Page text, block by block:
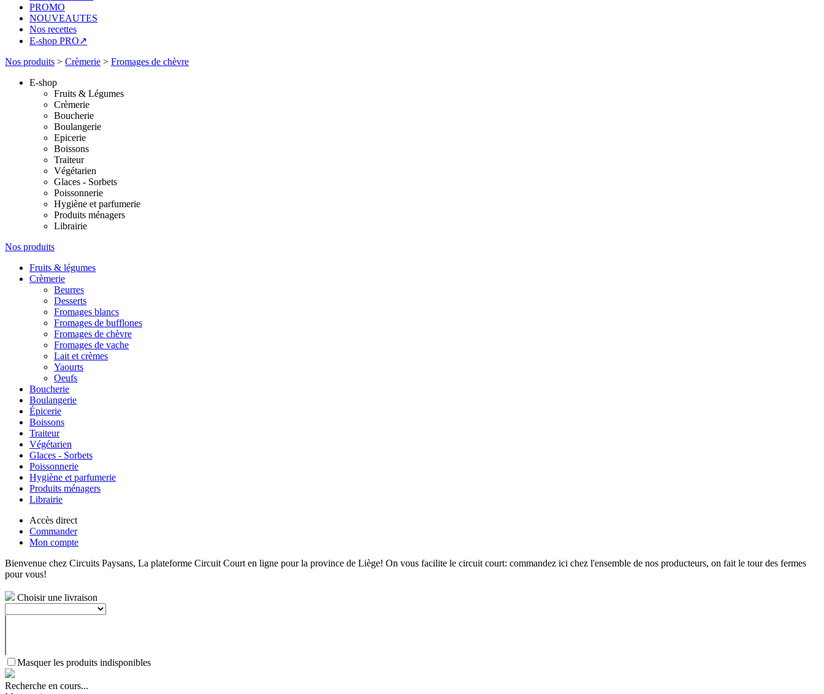
PROMO
NOUVEAUTES
Nos recettes
E-shop PRO↗
Nos produits > Crèmerie > Fromages de chèvre
E-shop
Fruits & Légumes
Crèmerie
Boucherie
Boulangerie
Epicerie
Boissons
Traiteur
Végétarien
Glaces - Sorbets
Poissonnerie
Hygiène et parfumerie
Produits ménagers
Librairie
Nos produits
Fruits & légumes
Crèmerie
Beurres
Desserts
Fromages blancs
Fromages de bufflones
Fromages de chèvre
Fromages de vache
Lait et crèmes
Yaourts
Oeufs
Boucherie
Boulangerie
Épicerie
Boissons
Traiteur
Végétarien
Glaces - Sorbets
Poissonnerie
Hygiène et parfumerie
Produits ménagers
Librairie
Accès direct
Commander
Mon compte
Bienvenue chez Circuits Paysans, La plateforme Circuit Court en ligne pour la province de Liège! On vous facilite le circuit court: commandez ici chez l'ensemble de nos producteurs, on fait le tour des fermes
pour vous!
Choisir une livraison
Masquer les produits indisponibles
Recherche en cours...